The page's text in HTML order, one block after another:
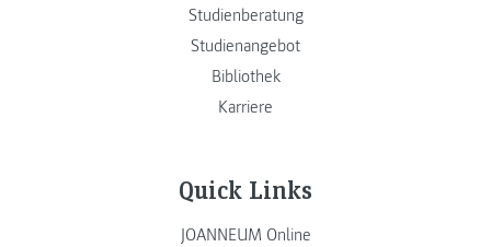
Studienberatung
Studienangebot
Bibliothek
Karriere
Quick Links
JOANNEUM Online